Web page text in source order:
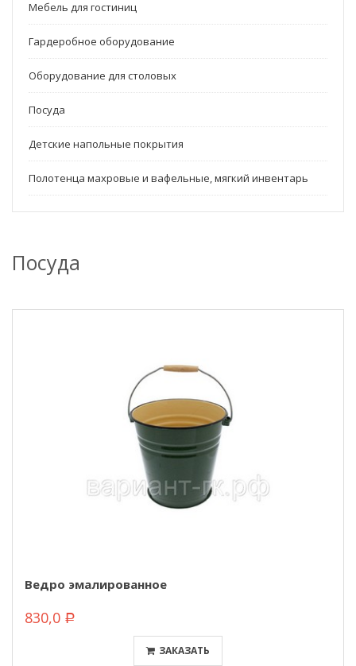
Мебель для гостиниц
Гардеробное оборудование
Оборудование для столовых
Посуда
Детские напольные покрытия
Полотенца махровые и вафельные, мягкий инвентарь
Посуда
Ведро эмалированное
830,0 Р
ЗАКАЗАТЬ